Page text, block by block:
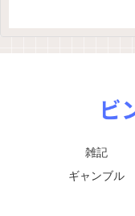
雑記
ギャンブル